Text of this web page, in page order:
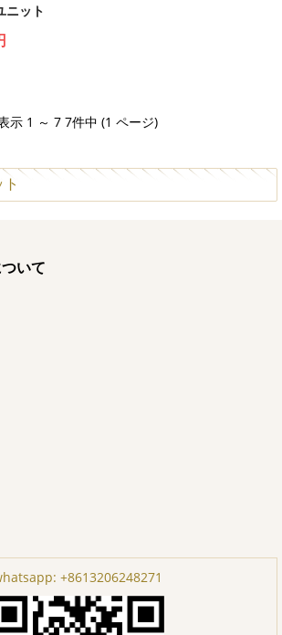
ニット
示 1 ～ 7 7件中 (1 ページ)
いて
+8613206248271